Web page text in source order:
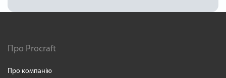
Про Procraft
Про компанію